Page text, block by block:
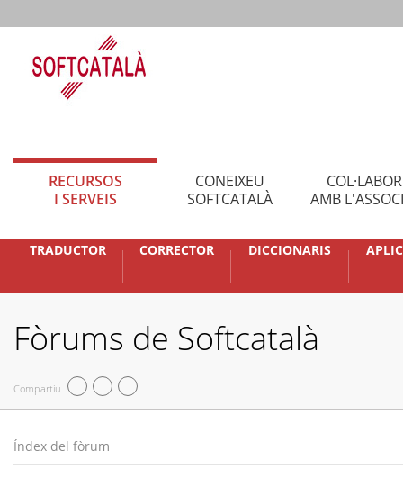
RECURSOS
I SERVEIS
CONEIXEU
SOFTCATALÀ
AMB
TRADUCTOR CORRECTOR DICCIONARIS
Fòrums de Softcatalà
Compartiu
Índex del fòrum